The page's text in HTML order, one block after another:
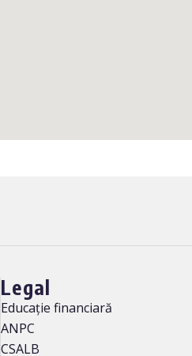
Legal
Educație financiară
ANPC
CSALB